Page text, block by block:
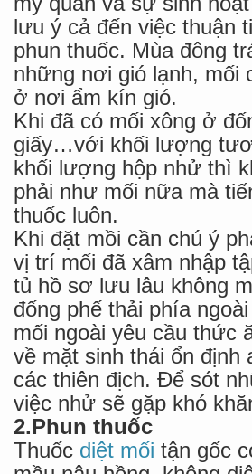
lưu ý cả đến việc thuận
phun thuốc. Mùa đông
những nơi gió lạnh, mối
ở nơi ẩm kín gió.
Khi đã có mối xông ở
giấy…với khối lượng
khối lượng hộp nhử thì
phải như mối nữa mà
thuốc luôn.
Khi đặt mồi cần chú ý
vị trí mối đã xâm nhập
tủ hồ sơ lưu lâu không
đống phế thải phía
mối ngoài yêu cầu thức
về mặt sinh thái ổn định
các thiên địch. Để sót
việc nhử sẽ gặp khó
2.Phun thuốc
Thuốc diệt mối tận gốc